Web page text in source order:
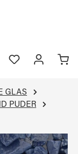
GLAS
PUDER